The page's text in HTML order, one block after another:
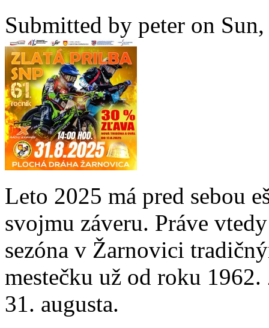
Submitted by peter on
Leto 2025 má pred sebou
svojmu záveru. Práve
sezóna v Žarnovici
mestečku už od roku
31. augusta.